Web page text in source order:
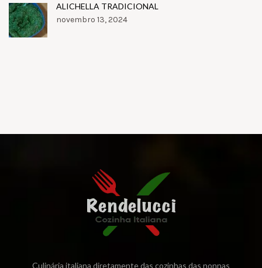
ALICHELLA TRADICIONAL
novembro 13, 2024
Culinária italiana diretamente das cozinhas das nonnas